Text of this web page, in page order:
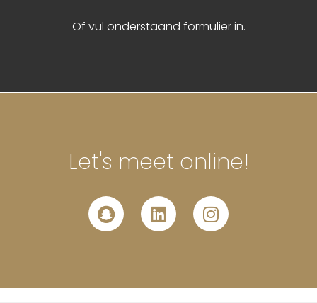
Of vul onderstaand formulier in.
Let's meet online!